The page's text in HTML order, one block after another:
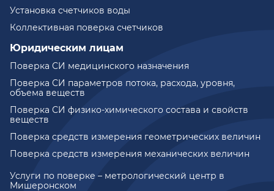
Услуги по поверке – метрологический центр в
Мишеронском
Установка счетчиков воды
Коллективная поверка счетчиков
Юридическим лицам
Поверка СИ медицинского назначения
Поверка СИ параметров потока, расхода, уровня,
объема веществ
Поверка СИ физико-химического состава и свойств
веществ
Поверка средств измерения геометрических величин
Поверка средств измерения механических величин